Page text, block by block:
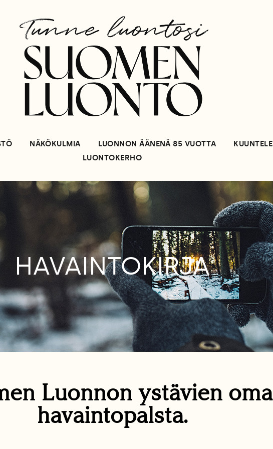
NÄKÖKULMIA LUONNON ÄÄNENÄ 85 VUOTTA KUUNTELE
LUONTOKERHO
HAVAINTOKIRJA
Luonnon ystävien oma
havaintopalsta.